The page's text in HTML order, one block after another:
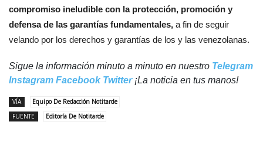
compromiso ineludible con la protección, promoción y
defensa de las garantías fundamentales, a fin de seguir
velando por los derechos y garantías de los y las venezolanas.
Sigue la información minuto a minuto en nuestro Telegram
Instagram Facebook Twitter¡La noticia en tus manos!
VÍA
Equipo De Redacción Notitarde
FUENTE
Editoría De Notitarde